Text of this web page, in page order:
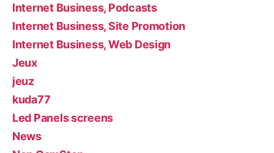
Internet Business, Podcasts
Internet Business, Site Promotion
Internet Business, Web Design
Jeux
jeuz
kuda77
Led Panels screens
News